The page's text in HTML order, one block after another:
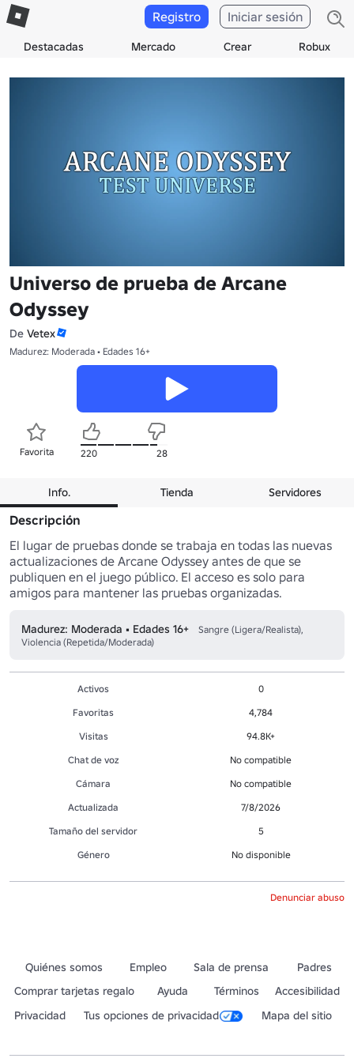
Destacadas Mercado Crear Robux
Registro Iniciar sesión
Universo de prueba de Arcane
Odyssey
De Vetex
Madurez: Moderada • Edades 16+
Favorita 220 28
Info. Tienda Servidores
Descripción
El lugar de pruebas donde se trabaja en todas las nuevas
actualizaciones de Arcane Odyssey antes de que se
publiquen en el juego público. El acceso es solo para
amigos para mantener las pruebas organizadas.
Madurez: Moderada • Edades 16+
Sangre (Ligera/Realista),
Violencia (Repetida/Moderada)
Activos
0
Favoritas
4,784
Visitas
94.8K+
Chat de voz
No compatible
Cámara
No compatible
Actualizada
7/8/2026
Tamaño del servidor
5
Género
No disponible
Denunciar abuso
Quiénes somos Empleo Sala de prensa
Padres
Comprar tarjetas regalo
Ayuda Términos
Accesibilidad
Privacidad
Tus opciones de privacidad Mapa del sitio